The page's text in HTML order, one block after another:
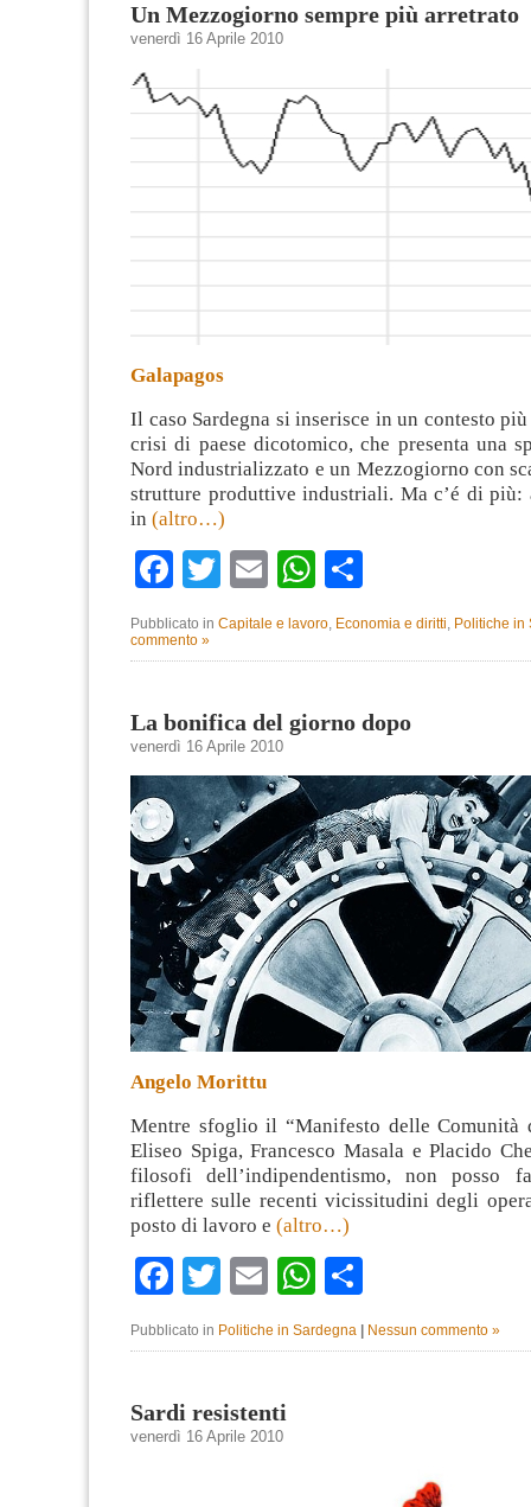
Un Mezzogiorno sempre più arretrato
venerdì 16 Aprile 2010
Galapagos
Il caso Sardegna si inserisce in un contesto
crisi di paese dicotomico, che presenta una
Nord industrializzato e un Mezzogiorno con
strutture produttive industriali. Ma c’é di più:
in (altro…)
Facebook
Twitter
EmailWhatsApp
Pubblicato in Capitale e lavoro Economia e diritti Politiche in
commento »
La bonifica del giorno dopo
venerdì 16 Aprile 2010
Angelo Morittu
Mentre sfoglio il “Manifesto delle Comunità
Eliseo Spiga, Francesco Masala e Placido
filosofi dell’indipendentismo, non posso
riflettere sulle recenti vicissitudini degli
posto di lavoro e (altro…)
Facebook
TwitterEmailWhatsApp
Pubblicato in Politiche in Sardegna | Nessun commento »
Sardi resistenti
venerdì 16 Aprile 2010